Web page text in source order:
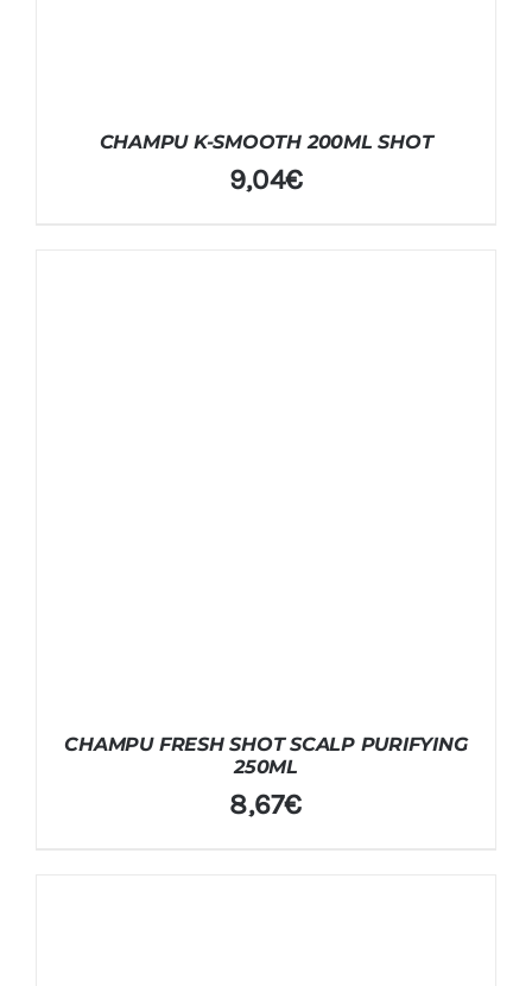
CHAMPU K-SMOOTH 200ML SHOT
9,04€
CHAMPU FRESH SHOT SCALP PURIFYING
250ML
8,67€